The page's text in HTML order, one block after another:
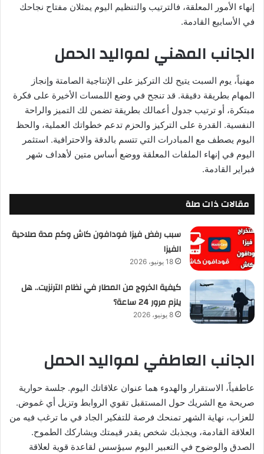
إنهاء الأمور المعلقة، فالترتيب والتنظيم اليوم يمثلان مفتاح نجاحك
في الأسابيع القادمة.
الجانب المهني لمواليد الحمل
مهنياً، يوم السبت يتيح لك التركيز على الإنتاجية الصامتة وإنجاز
المهام بطريقة دقيقة. قد تنجح في وضع اللمسات الأخيرة على فكرة
مبتكرة، أو ترتيب جدول أعمالك بطريقة تضمن لك التميز والراحة
النفسية. القدرة على التركيز والحزم تدعم خطواتك العملية، والحظ
اليوم يصطف مع المبادرات التي تتسم بالدقة والاحترافية. استثمر
اليوم في إنهاء الملفات المعلقة ووضع أساس متين لأهداف شهر
فبراير القادمة.
مقالات ذات صلة
سبب رفض فيزا فودافون كاش وكم مدة صلاحية
الفيزا
18 يونيو، 2026
كيفية الخروج من المطار في نظام الترنزيت.. هل
يلزم مرور 24 ساعة؟
8 يونيو، 2026
الجانب العاطفي لمواليد الحمل
عاطفياً، الاستقرار والهدوء هما عنوان علاقاتك اليوم. جلسة حوارية
صريحة مع الشريك حول المستقبل تقوي الروابط وتزيل أي غموض.
للعزاب، نهاية الشهر تمنحك فرصة للتفكير الجاد في ما ترغب فيه من
العلاقة القادمة، ويجذبك شخص يقدر قيمتك ويشاركك الطموح.
الصدق والوضوح في التعبير اليوم سيؤسس لقاعدة قوية لعلاقة